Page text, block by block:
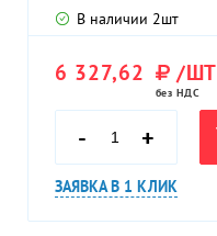
В наличии 2шт
6 327,62 /ШТ
без НДС
- +
ЗАЯВКА В 1 КЛИК